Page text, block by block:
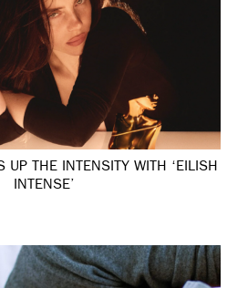
UP THE INTENSITY WITH ‘EILISH
INTENSE’